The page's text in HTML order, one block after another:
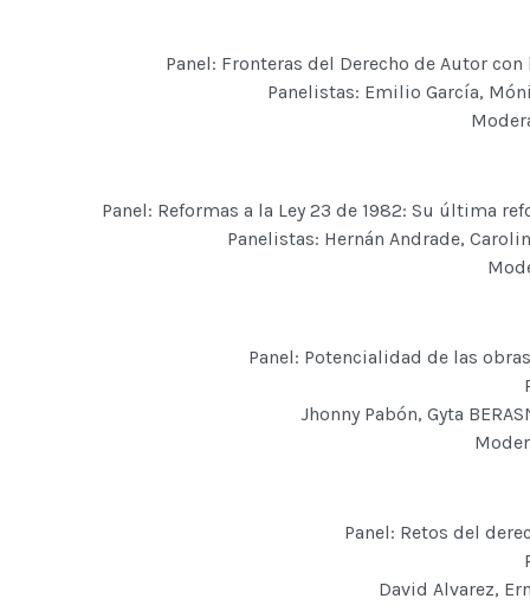
Panel: Fronteras del Derecho de Autor
Panelistas: Emilio García,
Panel: Reformas a la Ley 23 de 1982: Su última
Panelistas: Hernán Andrade,
Panel: Potencialidad de las
Jhonny Pabón, Gyta
Panel: Retos del
David Alvarez,